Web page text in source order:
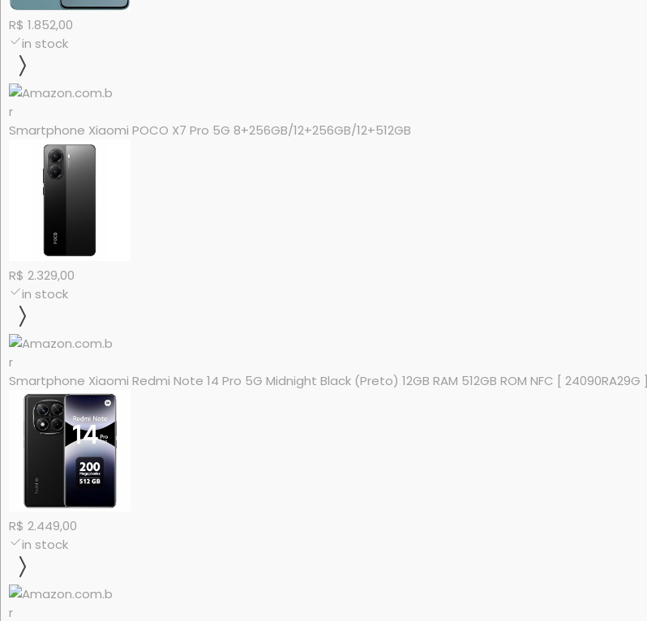
R$ 1.852,00
in stock
Smartphone Xiaomi POCO X7 Pro 5G 8+256GB/12+256GB/12+512GB
R$ 2.329,00
in stock
Smartphone Xiaomi Redmi Note 14 Pro 5G Midnight Black (Preto) 12GB RAM 512GB ROM NFC [ 24090RA29G ]
R$ 2.449,00
in stock